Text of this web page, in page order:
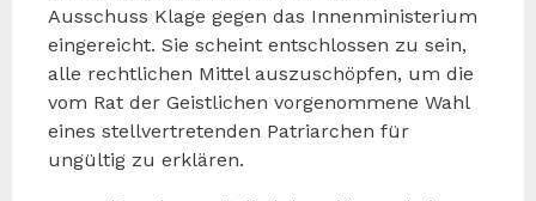
Ausschuss Klage gegen das Innenministerium
eingereicht. Sie scheint entschlossen zu sein,
alle rechtlichen Mittel auszuschöpfen, um die
vom Rat der Geistlichen vorgenommene Wahl
eines stellvertretenden Patriarchen für
ungültig zu erklären.